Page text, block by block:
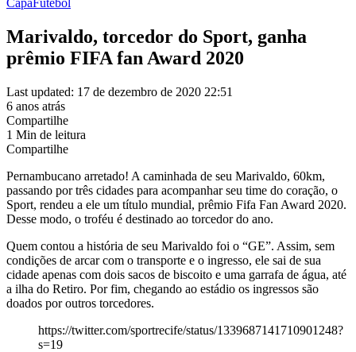
CapaFutebol
Marivaldo, torcedor do Sport, ganha
prêmio FIFA fan Award 2020
Last updated: 17 de dezembro de 2020 22:51
6 anos atrás
Compartilhe
1 Min de leitura
Compartilhe
Pernambucano arretado! A caminhada de seu Marivaldo, 60km,
passando por três cidades para acompanhar seu time do coração, o
Sport, rendeu a ele um título mundial, prêmio Fifa Fan Award 2020.
Desse modo, o troféu é destinado ao torcedor do ano.
Quem contou a história de seu Marivaldo foi o “GE”. Assim, sem
condições de arcar com o transporte e o ingresso, ele sai de sua
cidade apenas com dois sacos de biscoito e uma garrafa de água, até
a ilha do Retiro. Por fim, chegando ao estádio os ingressos são
doados por outros torcedores.
https://twitter.com/sportrecife/status/1339687141710901248?
s=19